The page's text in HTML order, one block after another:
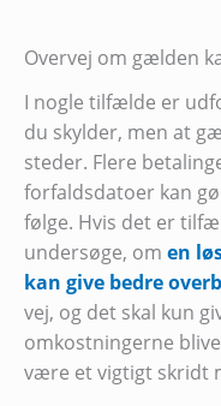
Overvej om gælden
I nogle tilfælde er
du skylder, men at
steder. Flere
forfaldsdatoer kan
følge. Hvis det er
undersøge, om en
kan give bedre
vej, og det skal kun
omkostningerne
være et vigtigt skridt